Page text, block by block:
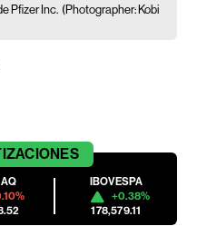
Pfizer Inc. (Photographer: Kobi
IBOVESPA
+0.38%
178,579.11